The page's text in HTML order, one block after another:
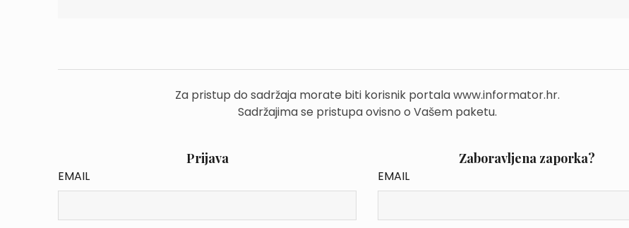
Za pristup do sadržaja morate biti korisnik portala www.informator.hr.
Sadržajima se pristupa ovisno o Vašem paketu.
Prijava
EMAIL
Zaboravljena zaporka?
EMAIL